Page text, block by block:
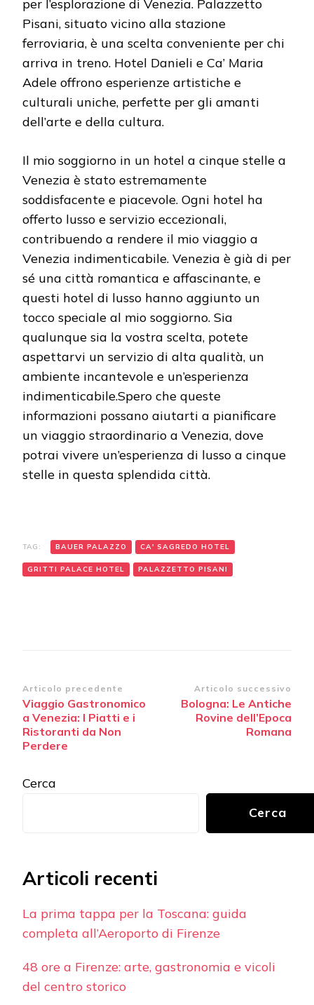
per l’esplorazione di Venezia. Palazzetto
Pisani, situato vicino alla stazione
ferroviaria, è una scelta conveniente per chi
arriva in treno. Hotel Danieli e Ca’ Maria
Adele offrono esperienze artistiche e
culturali uniche, perfette per gli amanti
dell’arte e della cultura.
Il mio soggiorno in un hotel a cinque stelle a
Venezia è stato estremamente
soddisfacente e piacevole. Ogni hotel ha
offerto lusso e servizio eccezionali,
contribuendo a rendere il mio viaggio a
Venezia indimenticabile. Venezia è già di per
sé una città romantica e affascinante, e
questi hotel di lusso hanno aggiunto un
tocco speciale al mio soggiorno. Sia
qualunque sia la vostra scelta, potete
aspettarvi un servizio di alta qualità, un
ambiente incantevole e un’esperienza
indimenticabile.Spero che queste
informazioni possano aiutarti a pianificare
un viaggio straordinario a Venezia, dove
potrai vivere un’esperienza di lusso a cinque
stelle in questa splendida città.
TAG: BAUER PALAZZO CA' SAGREDO HOTEL
GRITTI PALACE HOTEL PALAZZETTO PISANI
Navigazione
articoli
Articolo precedente
Viaggio Gastronomico
a Venezia: I Piatti e i
Ristoranti da Non
Perdere
Articolo successivo
Bologna: Le Antiche
Rovine dell’Epoca
Romana
Cerca
Cerca
Articoli recenti
La prima tappa per la Toscana: guida
completa all’Aeroporto di Firenze
48 ore a Firenze: arte, gastronomia e vicoli
del centro storico